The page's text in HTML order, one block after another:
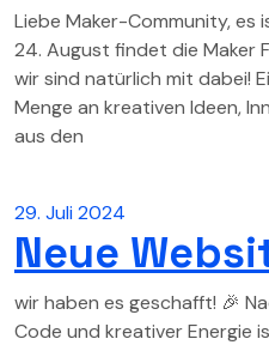
Liebe Maker-Community, es
24. August findet die Maker
wir sind natürlich mit dabei!
Menge an kreativen Ideen,
aus den
29. Juli 2024
Neue
wir haben es geschafft! 🎉
Code und kreativer Energie